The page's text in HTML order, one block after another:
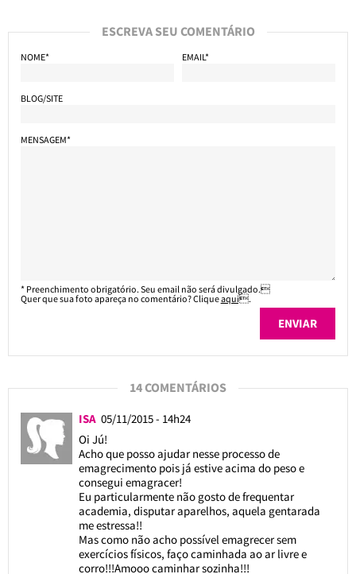
ESCREVA SEU COMENTÁRIO
NOME* EMAIL*
BLOG/SITE
MENSAGEM*
* Preenchimento obrigatório. Seu email não será divulgado.
Quer que sua foto apareça no comentário? Cliqueaqui.
14 COMENTÁRIOS
ISA 05/11/2015 - 14h24
Oi Jú!
Acho que posso ajudar nesse processo de
emagrecimento pois já estive acima do peso e
consegui emagracer!
Eu particularmente não gosto de frequentar
academia, disputar aparelhos, aquela gentarada
me estressa!!
Mas como não acho possível emagrecer sem
exercícios físicos, faço caminhada ao ar livre e
corro!!!Amooo caminhar sozinha!!!